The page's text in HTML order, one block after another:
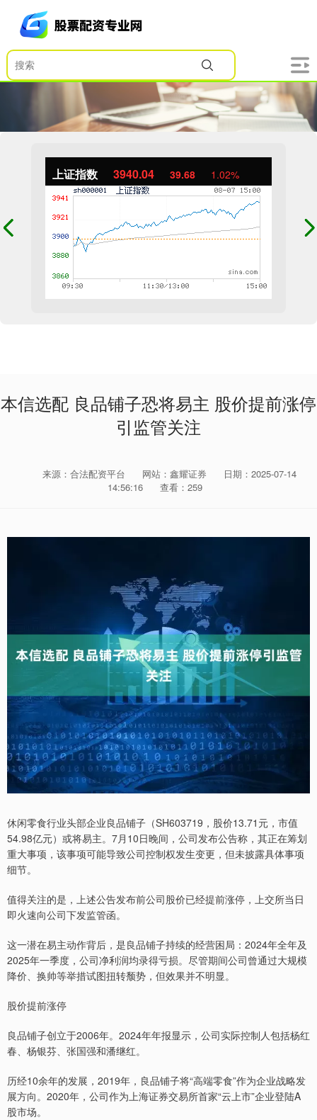
上证指数 3940.04 39.68 1.02%
本信选配 良品铺子恐将易主 股价提前涨停
引监管关注
来源：合法配资平台 网站：鑫耀证券
日期：2025-07-14
14:56:16
查看：259
休闲零食行业头部企业良品铺子（SH603719，股价13.71元，市值
54.98亿元）或将易主。7月10日晚间，公司发布公告称，其正在筹划
重大事项，该事项可能导致公司控制权发生变更，但未披露具体事项
细节。
值得关注的是，上述公告发布前公司股价已经提前涨停，上交所当日
即火速向公司下发监管函。
这一潜在易主动作背后，是良品铺子持续的经营困局：2024年全年及
2025年一季度，公司净利润均录得亏损。尽管期间公司曾通过大规模
降价、换帅等举措试图扭转颓势，但效果并不明显。
股价提前涨停
良品铺子创立于2006年。2024年年报显示，公司实际控制人包括杨红
春、杨银芬、张国强和潘继红。
历经10余年的发展，2019年，良品铺子将“高端零食”作为企业战略发
展方向。2020年，公司作为上海证券交易所首家“云上市”企业登陆A
股市场。